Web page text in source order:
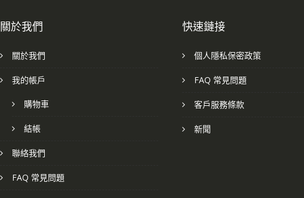
關於我們
關於我們
我的帳戶
購物車
結帳
聯絡我們
FAQ 常見問題
快速鏈接
個人隱私保密政策
FAQ 常見問題
客戶服務條款
新聞